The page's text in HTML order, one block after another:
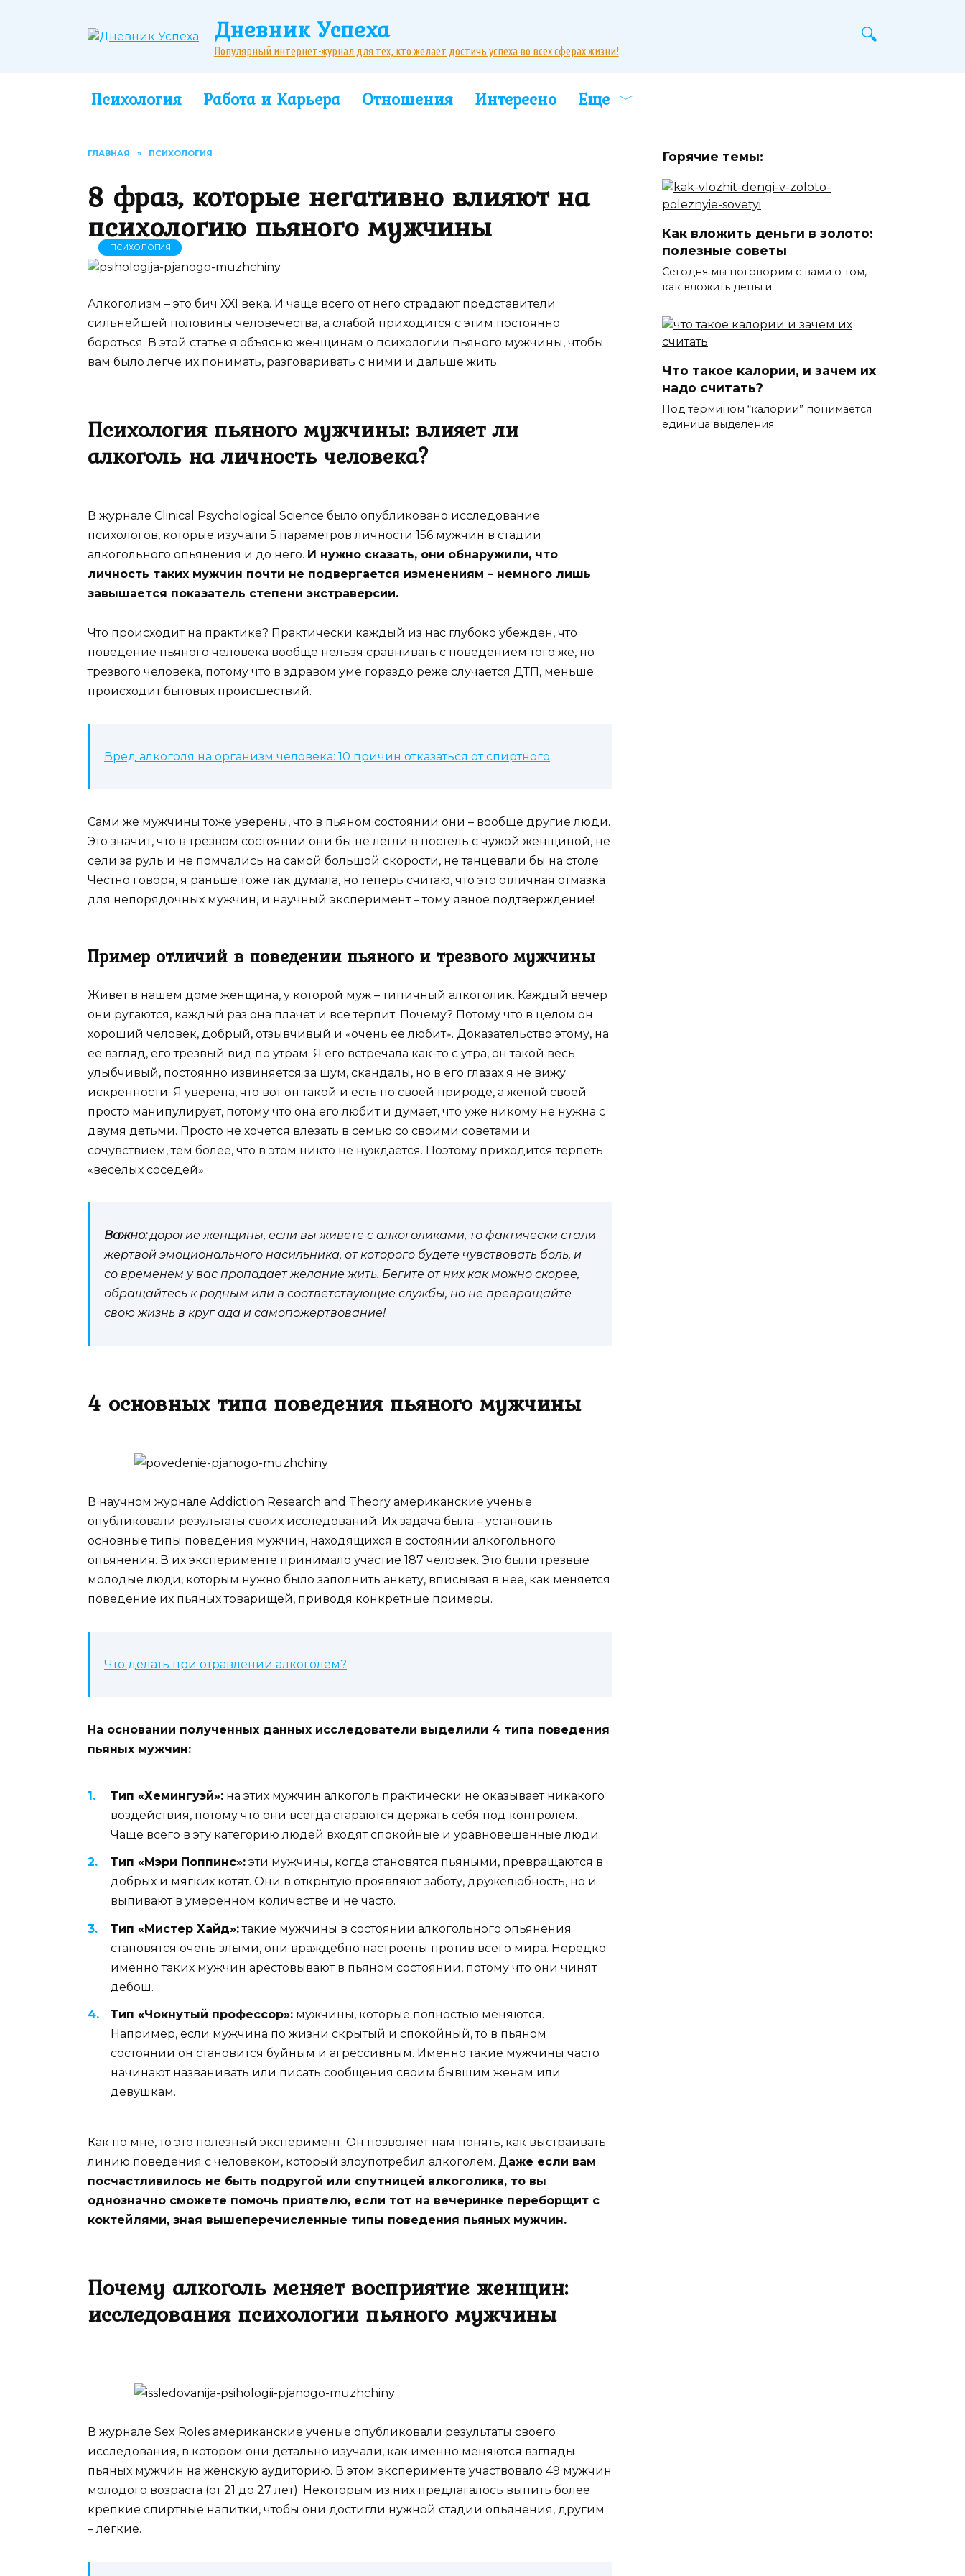
Дневник Успеха
Популярный интернет-журнал для тех, кто желает достичь успеха во всех сферах жизни!
Психология Работа и Карьера Отношения Интересно Еще
ГЛАВНАЯ » ПСИХОЛОГИЯ
8 фраз, которые негативно влияют на
психологию пьяного мужчины
ПСИХОЛОГИЯ
Алкоголизм – это бич ХХІ века. И чаще всего от него страдают представители
сильнейшей половины человечества, а слабой приходится с этим постоянно
бороться. В этой статье я объясню женщинам о психологии пьяного мужчины, чтобы
вам было легче их понимать, разговаривать с ними и дальше жить.
Психология пьяного мужчины: влияет ли
алкоголь на личность человека?
В журнале Clinical Psychological Science было опубликовано исследование
психологов, которые изучали 5 параметров личности 156 мужчин в стадии
алкогольного опьянения и до него. И нужно сказать, они обнаружили, что
личность таких мужчин почти не подвергается изменениям – немного лишь
завышается показатель степени экстраверсии.
Что происходит на практике? Практически каждый из нас глубоко убежден, что
поведение пьяного человека вообще нельзя сравнивать с поведением того же, но
трезвого человека, потому что в здравом уме гораздо реже случается ДТП, меньше
происходит бытовых происшествий.
Вред алкоголя на организм человека: 10 причин отказаться от спиртного
Сами же мужчины тоже уверены, что в пьяном состоянии они – вообще другие люди.
Это значит, что в трезвом состоянии они бы не легли в постель с чужой женщиной, не
сели за руль и не помчались на самой большой скорости, не танцевали бы на столе.
Честно говоря, я раньше тоже так думала, но теперь считаю, что это отличная отмазка
для непорядочных мужчин, и научный эксперимент – тому явное подтверждение!
Пример отличий в поведении пьяного и трезвого мужчины
Живет в нашем доме женщина, у которой муж – типичный алкоголик. Каждый вечер
они ругаются, каждый раз она плачет и все терпит. Почему? Потому что в целом он
хороший человек, добрый, отзывчивый и «очень ее любит». Доказательство этому, на
ее взгляд, его трезвый вид по утрам. Я его встречала как-то с утра, он такой весь
улыбчивый, постоянно извиняется за шум, скандалы, но в его глазах я не вижу
искренности. Я уверена, что вот он такой и есть по своей природе, а женой своей
просто манипулирует, потому что она его любит и думает, что уже никому не нужна с
двумя детьми. Просто не хочется влезать в семью со своими советами и
сочувствием, тем более, что в этом никто не нуждается. Поэтому приходится терпеть
«веселых соседей».
Важно:дорогие женщины, если вы живете с алкоголиками, то фактически стали
жертвой эмоционального насильника, от которого будете чувствовать боль, и
со временем у вас пропадает желание жить. Бегите от них как можно скорее,
обращайтесь к родным или в соответствующие службы, но не превращайте
свою жизнь в круг ада и самопожертвование!
4 основных типа поведения пьяного мужчины
В научном журнале Addiction Research and Theory американские ученые
опубликовали результаты своих исследований. Их задача была – установить
основные типы поведения мужчин, находящихся в состоянии алкогольного
опьянения. В их эксперименте принимало участие 187 человек. Это были трезвые
молодые люди, которым нужно было заполнить анкету, вписывая в нее, как меняется
поведение их пьяных товарищей, приводя конкретные примеры.
Что делать при отравлении алкоголем?
На основании полученных данных исследователи выделили 4 типа поведения
пьяных мужчин:
Тип «Хемингуэй»: на этих мужчин алкоголь практически не оказывает никакого
воздействия, потому что они всегда стараются держать себя под контролем.
Чаще всего в эту категорию людей входят спокойные и уравновешенные люди.
Тип «Мэри Поппинс»: эти мужчины, когда становятся пьяными, превращаются в
добрых и мягких котят. Они в открытую проявляют заботу, дружелюбность, но и
выпивают в умеренном количестве и не часто.
Тип «Мистер Хайд»:такие мужчины в состоянии алкогольного опьянения
становятся очень злыми, они враждебно настроены против всего мира. Нередко
именно таких мужчин арестовывают в пьяном состоянии, потому что они чинят
дебош.
Тип «Чокнутый профессор»: мужчины, которые полностью меняются.
Например, если мужчина по жизни скрытый и спокойный, то в пьяном
состоянии он становится буйным и агрессивным. Именно такие мужчины часто
начинают названивать или писать сообщения своим бывшим женам или
девушкам.
Как по мне, то это полезный эксперимент. Он позволяет нам понять, как выстраивать
линию поведения с человеком, который злоупотребил алкоголем. Даже если вам
посчастливилось не быть подругой или спутницей алкоголика, то вы
однозначно сможете помочь приятелю, если тот на вечеринке переборщит с
коктейлями, зная вышеперечисленные типы поведения пьяных мужчин.
Почему алкоголь меняет восприятие женщин:
исследования психологии пьяного мужчины
В журнале Sex Roles американские ученые опубликовали результаты своего
исследования, в котором они детально изучали, как именно меняются взгляды
пьяных мужчин на женскую аудиторию. В этом эксперименте участвовало 49 мужчин
молодого возраста (от 21 до 27 лет). Некоторым из них предлагалось выпить более
крепкие спиртные напитки, чтобы они достигли нужной стадии опьянения, другим
– легкие.
Горячие темы:
Как вложить деньги в золото:
полезные советы
Сегодня мы поговорим с вами о том,
как вложить деньги
Что такое калории, и зачем их
надо считать?
Под термином “калории” понимается
единица выделения